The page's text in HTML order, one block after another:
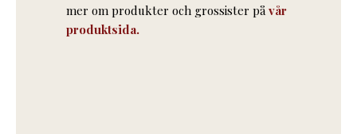
mer om produkter och grossister på vår
produktsida.